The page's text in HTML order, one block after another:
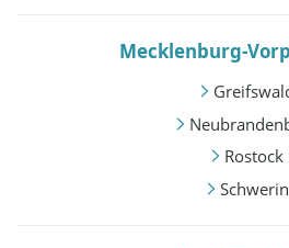
Mecklenburg-
Rostock
Schwerin